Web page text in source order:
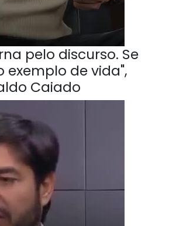
pelo discurso. Se
exemplo de vida",
Caiado